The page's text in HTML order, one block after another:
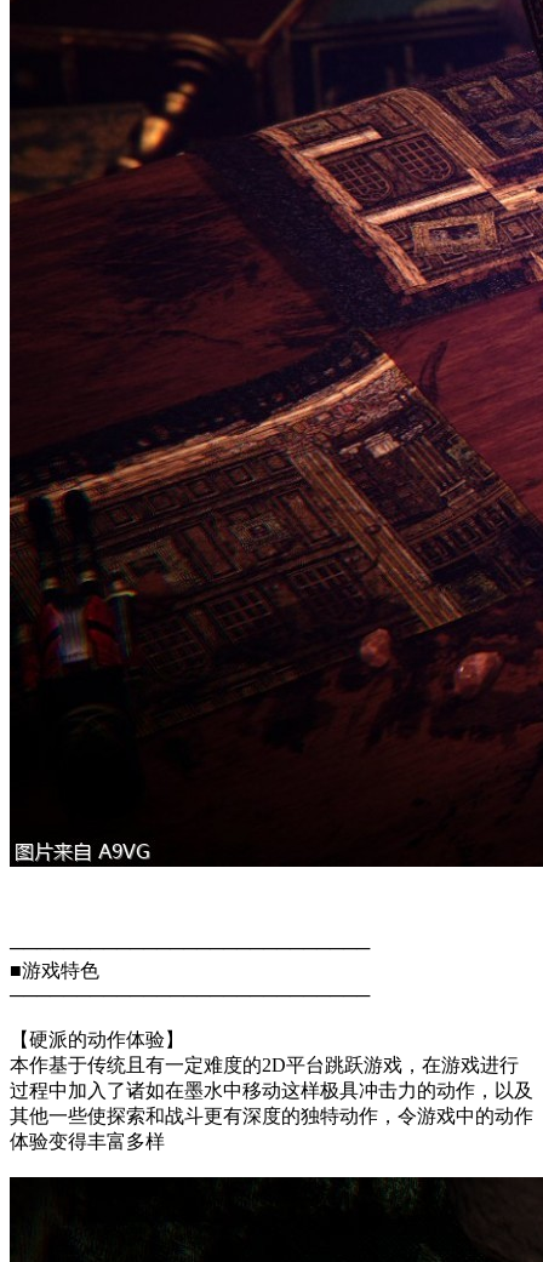
───────────────────────────
■游戏特色
───────────────────────────
【硬派的动作体验】
本作基于传统且有一定难度的2D平台跳跃游戏，在游戏进行
过程中加入了诸如在墨水中移动这样极具冲击力的动作，以及
其他一些使探索和战斗更有深度的独特动作，令游戏中的动作
体验变得丰富多样